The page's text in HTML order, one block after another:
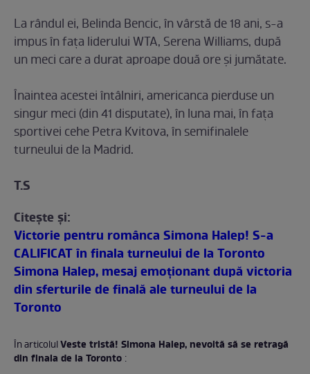
La rândul ei, Belinda Bencic, în vârstă de 18 ani, s-a
impus în faţa liderului WTA, Serena Williams, după
un meci care a durat aproape două ore şi jumătate.
Înaintea acestei întâlniri, americanca pierduse un
singur meci (din 41 disputate), în luna mai, în faţa
sportivei cehe Petra Kvitova, în semifinalele
turneului de la Madrid.
T.S
Citeşte şi:
Victorie pentru românca Simona Halep! S-a
CALIFICAT în finala turneului de la Toronto
Simona Halep, mesaj emoţionant după victoria
din sferturile de finală ale turneului de la
Toronto
În articolulVeste tristă! Simona Halep, nevoită să se retragă
din finala de la Toronto :